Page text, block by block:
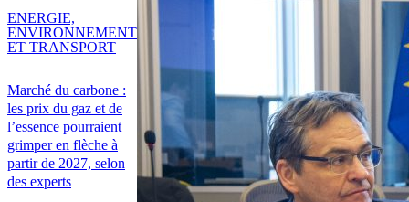
Marché du carbone :
les prix du gaz et de
l’essence pourraient
grimper en flèche à
partir de 2027, selon
des experts
ENERGIE,
ENVIRONNEMENT
ET TRANSPORT